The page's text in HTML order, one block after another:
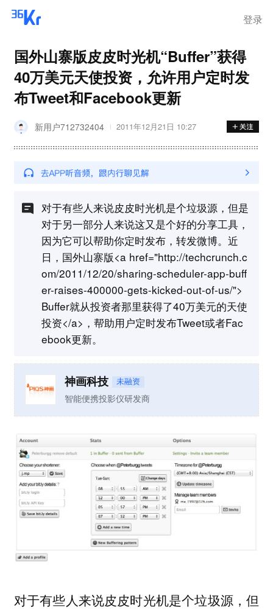
登录
国外山寨版皮皮时光机“Buffer”获得
40万美元天使投资，允许用户定时发
布Tweet和Facebook更新
新用户712732404 2011年12月21日 10:27
对于有些人来说皮皮时光机是个垃圾源，但是
对于另一部分人来说这又是个好的分享工具，
因为它可以帮助你定时发布，转发微博。近
日，国外山寨版<a href="http://techcrunch.c
om/2011/12/20/sharing-scheduler-app-buff
er-raises-400000-gets-kicked-out-of-us/">
Buffer就从投资者那里获得了40万美元的天使
投资</a>，帮助用户定时发布Tweet或者Fac
ebook更新。
神画科技 未融资
智能便携投影仪研发商
对于有些人来说皮皮时光机是个垃圾源，但